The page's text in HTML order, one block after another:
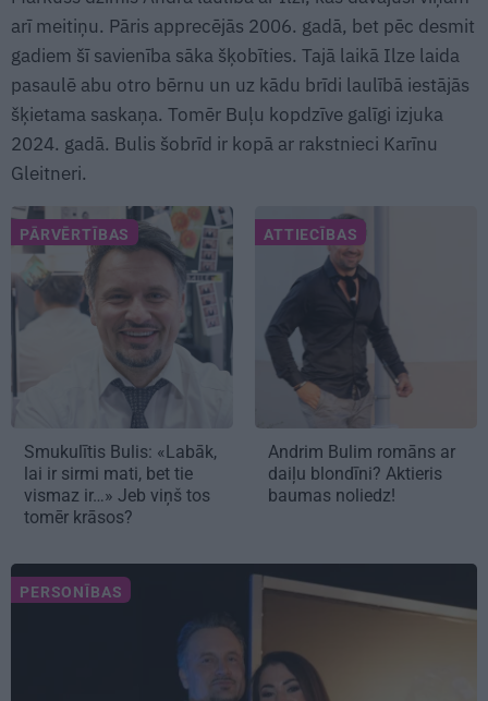
arī meitiņu. Pāris apprecējās 2006. gadā, bet pēc desmit
gadiem šī savienība sāka šķobīties. Tajā laikā Ilze laida
pasaulē abu otro bērnu un uz kādu brīdi laulībā iestājās
šķietama saskaņa. Tomēr Buļu kopdzīve galīgi izjuka
2024. gadā. Bulis šobrīd ir kopā ar rakstnieci Karīnu
Gleitneri.
PĀRVĒRTĪBAS
Smukulītis Bulis: «Labāk,
lai ir sirmi mati, bet tie
vismaz ir…» Jeb viņš tos
tomēr krāsos?
ATTIECĪBAS
Andrim Bulim romāns ar
daiļu blondīni? Aktieris
baumas noliedz!
PERSONĪBAS